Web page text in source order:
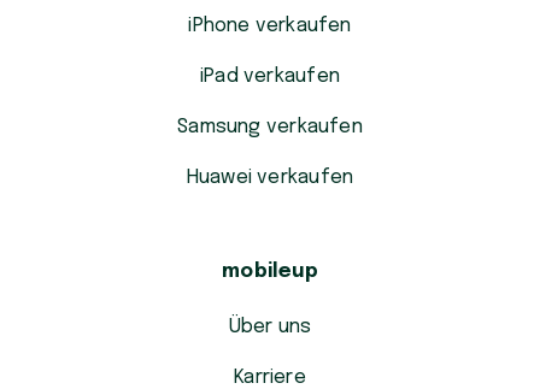
iPhone verkaufen
iPad verkaufen
Samsung verkaufen
Huawei verkaufen
mobileup
Über uns
Karriere